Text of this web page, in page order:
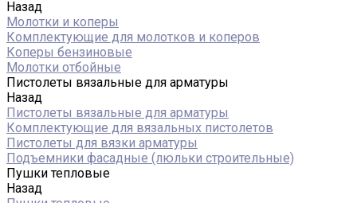
Назад
Молотки и коперы
Комплектующие для молотков и коперов
Коперы бензиновые
Молотки отбойные
Пистолеты вязальные для арматуры
Назад
Пистолеты вязальные для арматуры
Комплектующие для вязальных пистолетов
Пистолеты для вязки арматуры
Подъемники фасадные (люльки строительные)
Пушки тепловые
Назад